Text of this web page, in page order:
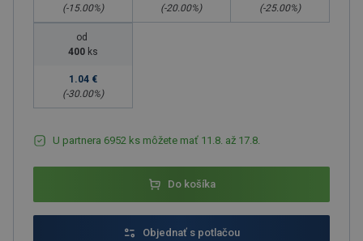
(-15.00%)
(-20.00%)
(-25.00%)
od
400 ks
1.04 €
(-30.00%)
U partnera 6952 ks môžete mať 11.8. až 17.8.
Do košíka
Objednať s potlačou